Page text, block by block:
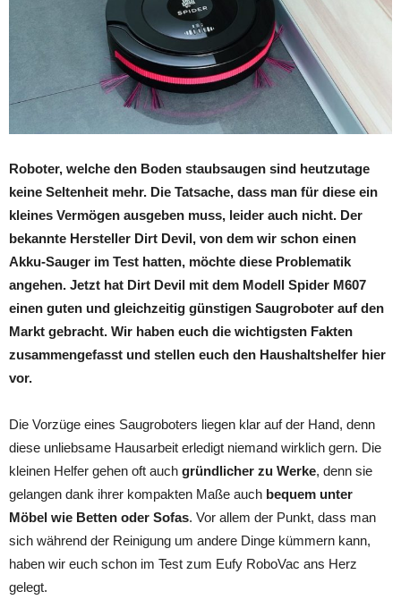
Roboter, welche den Boden staubsaugen sind heutzutage
keine Seltenheit mehr. Die Tatsache, dass man für diese ein
kleines Vermögen ausgeben muss, leider auch nicht. Der
bekannte Hersteller Dirt Devil, von dem wir schon einen
Akku-Sauger im Test hatten, möchte diese Problematik
angehen. Jetzt hat Dirt Devil mit dem Modell Spider M607
einen guten und gleichzeitig günstigen Saugroboter auf den
Markt gebracht. Wir haben euch die wichtigsten Fakten
zusammengefasst und stellen euch den Haushaltshelfer hier
vor.
Die Vorzüge eines Saugroboters liegen klar auf der Hand, denn
diese unliebsame Hausarbeit erledigt niemand wirklich gern. Die
kleinen Helfer gehen oft auch gründlicher zu Werke, denn sie
gelangen dank ihrer kompakten Maße auch bequem unter
Möbel wie Betten oder Sofas. Vor allem der Punkt, dass man
sich während der Reinigung um andere Dinge kümmern kann,
haben wir euch schon im Test zum Eufy RoboVac ans Herz
gelegt.